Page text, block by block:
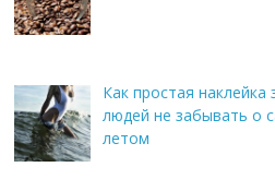
Как простая
людей не забывать о
летом